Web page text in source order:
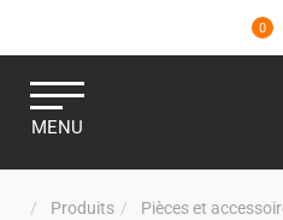
0
MENU
Produits Pièces et